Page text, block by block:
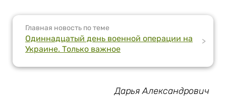
Главная новость по теме
Одиннадцатый день военной операции на
Украине. Только важное
>
Дарья Александрович